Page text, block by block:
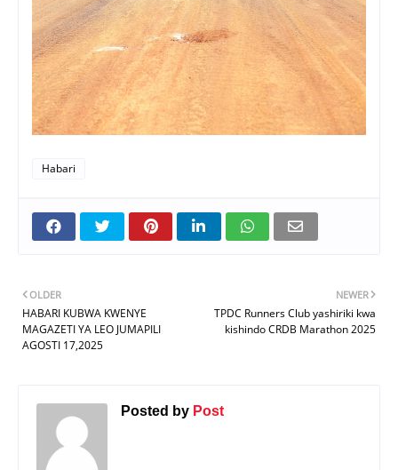
Habari
NEWER
TPDC Runners Club yashiriki kwa
kishindo CRDB Marathon 2025
OLDER
HABARI KUBWA KWENYE
MAGAZETI YA LEO JUMAPILI
AGOSTI 17,2025
Posted by Post